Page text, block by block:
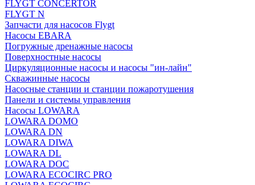
FLYGT CONCERTOR
FLYGT N
Запчасти для насосов Flygt
Насосы EBARA
Погружные дренажные насосы
Поверхностные насосы
Циркуляционные насосы и насосы "ин-лайн"
Скважинные насосы
Насосные станции и станции пожаротушения
Панели и системы управления
Насосы LOWARA
LOWARA DOMO
LOWARA DN
LOWARA DIWA
LOWARA DL
LOWARA DOC
LOWARA ECOCIRC PRO